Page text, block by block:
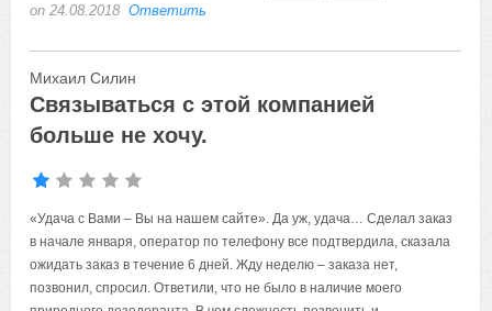
on 24.08.2018 Ответить
Михаил Силин
Связываться с этой компанией
больше не хочу.
«Удача с Вами – Вы на нашем сайте». Да уж, удача… Сделал заказ
в начале января, оператор по телефону все подтвердила, сказала
ожидать заказ в течение 6 дней. Жду неделю – заказа нет,
позвонил, спросил. Ответили, что не было в наличие моего